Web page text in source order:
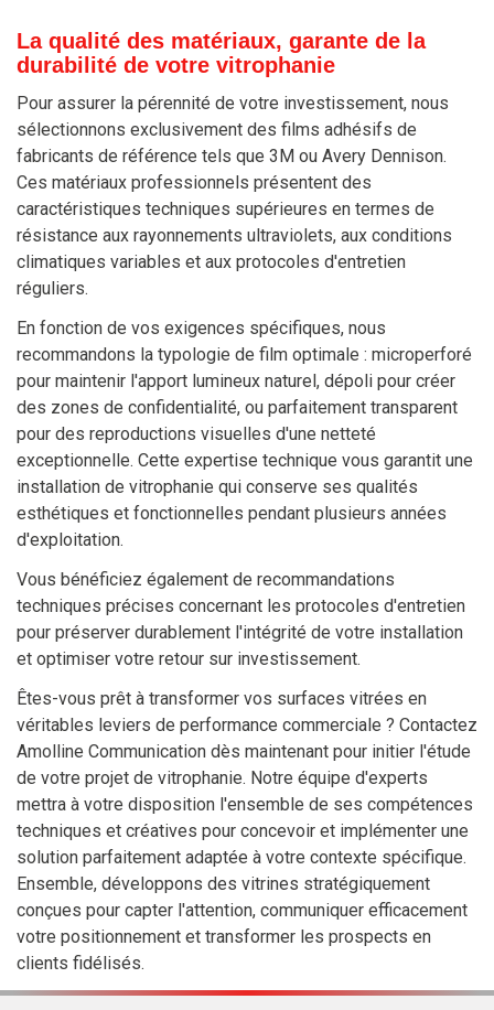
La qualité des matériaux, garante de la
durabilité de votre vitrophanie
Pour assurer la pérennité de votre investissement, nous
sélectionnons exclusivement des films adhésifs de
fabricants de référence tels que 3M ou Avery Dennison.
Ces matériaux professionnels présentent des
caractéristiques techniques supérieures en termes de
résistance aux rayonnements ultraviolets, aux conditions
climatiques variables et aux protocoles d'entretien
réguliers.
En fonction de vos exigences spécifiques, nous
recommandons la typologie de film optimale : microperforé
pour maintenir l'apport lumineux naturel, dépoli pour créer
des zones de confidentialité, ou parfaitement transparent
pour des reproductions visuelles d'une netteté
exceptionnelle. Cette expertise technique vous garantit une
installation de vitrophanie qui conserve ses qualités
esthétiques et fonctionnelles pendant plusieurs années
d'exploitation.
Vous bénéficiez également de recommandations
techniques précises concernant les protocoles d'entretien
pour préserver durablement l'intégrité de votre installation
et optimiser votre retour sur investissement.
Êtes-vous prêt à transformer vos surfaces vitrées en
véritables leviers de performance commerciale ? Contactez
Amolline Communication dès maintenant pour initier l'étude
de votre projet de vitrophanie. Notre équipe d'experts
mettra à votre disposition l'ensemble de ses compétences
techniques et créatives pour concevoir et implémenter une
solution parfaitement adaptée à votre contexte spécifique.
Ensemble, développons des vitrines stratégiquement
conçues pour capter l'attention, communiquer efficacement
votre positionnement et transformer les prospects en
clients fidélisés.